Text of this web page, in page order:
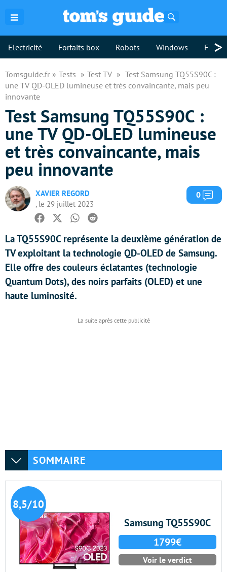
Electricité Forfaits box Robots Windows >
Tomsguide.fr Tests Test TV
Test Samsung TQ55S90C :
une TV QD-OLED lumineuse et très convaincante, mais peu
innovante
Test Samsung TQ55S90C :
une TV QD-OLED lumineuse
et très convaincante, mais
peu innovante
XAVIER REGORD
, le 29 juillet 2023
0
Facebook
TwitterWhatsapp
Reddit
La TQ55S90C représente la deuxième génération de
TV exploitant la technologie QD-OLED de Samsung.
Elle offre des couleurs éclatantes (technologie
Quantum Dots), des noirs parfaits (OLED) et une
haute luminosité.
SOMMAIRE
8,5/10
Samsung TQ55S90C
1799€
Voir le verdict